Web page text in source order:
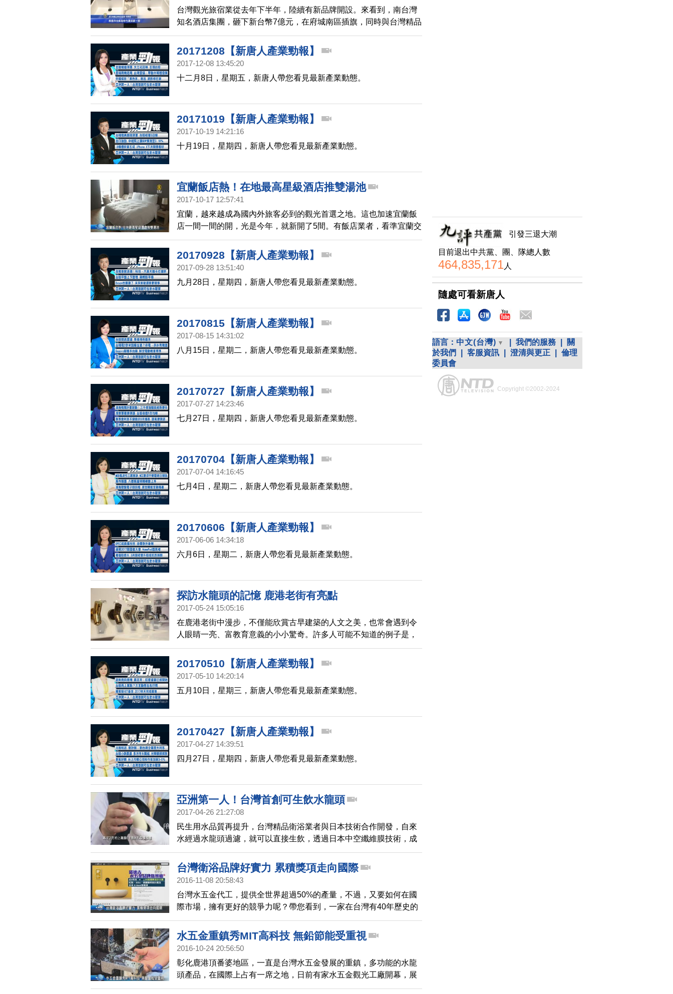
台灣觀光旅宿業從去年下半年，陸續有新品牌開設。來看到，南台灣
知名酒店集團，砸下新台幣7億元，在府城南區插旗，同時與台灣精品
水五金業者合作，客製化使用霧面黑跟霧面銀，時尚風格結合在地元
素，行銷台灣品牌優勢。
20171208【新唐人產業勁報】
2017-12-08 13:45:20
十二月8日，星期五，新唐人帶您看見最新產業動態。
20171019【新唐人產業勁報】
2017-10-19 14:21:16
十月19日，星期四，新唐人帶您看見最新產業動態。
宜蘭飯店熱！在地最高星級酒店推雙湯池
2017-10-17 12:57:41
宜蘭，越來越成為國內外旅客必到的觀光首選之地。這也加速宜蘭飯
店一間一間的開，光是今年，就新開了5間。有飯店業者，看準宜蘭交
通便利，和天然溫泉的資源，除了在泡湯的服務上下功夫，還選用台
灣品牌作設計規劃，像是水五金設備，就使用獲得德國紅點、德國設
計大獎(German Design Award)、美國芝加哥GOOD DESIGN等國際
20170928【新唐人產業勁報】
2017-09-28 13:51:40
九月28日，星期四，新唐人帶您看見最新產業動態。
20170815【新唐人產業勁報】
2017-08-15 14:31:02
八月15日，星期二，新唐人帶您看見最新產業動態。
20170727【新唐人產業勁報】
2017-07-27 14:23:46
七月27日，星期四，新唐人帶您看見最新產業動態。
20170704【新唐人產業勁報】
2017-07-04 14:16:45
七月4日，星期二，新唐人帶您看見最新產業動態。
20170606【新唐人產業勁報】
2017-06-06 14:34:18
六月6日，星期二，新唐人帶您看見最新產業動態。
探訪水龍頭的記憶 鹿港老街有亮點
2017-05-24 15:05:16
在鹿港老街中漫步，不僅能欣賞古早建築的人文之美，也常會遇到令
人眼睛一亮、富教育意義的小小驚奇。許多人可能不知道的例子是，
鹿港的水五金產業，竟然在全球占有一席之地。
20170510【新唐人產業勁報】
2017-05-10 14:20:14
五月10日，星期三，新唐人帶您看見最新產業動態。
20170427【新唐人產業勁報】
2017-04-27 14:39:51
四月27日，星期四，新唐人帶您看見最新產業動態。
亞洲第一人！台灣首創可生飲水龍頭
2017-04-26 21:27:08
民生用水品質再提升，台灣精品衛浴業者與日本技術合作開發，自來
水經過水龍頭過濾，就可以直接生飲，透過日本中空纖維膜技術，成
功與水龍頭結合，提供生飲功能，生飲水更經過日本檢驗合格。
台灣衛浴品牌好實力 累積獎項走向國際
2016-11-08 20:58:43
台灣水五金代工，提供全世界超過50%的產量，不過，又要如何在國
際市場，擁有更好的競爭力呢？帶您看到，一家在台灣有40年歷史的
衛浴設備業者，挹注資金研發產品，並積極參與國際比賽，透過得獎
肯定，來累積品牌價值。我們今天的產業直觀。
水五金重鎮秀MIT高科技 無鉛節能受重視
2016-10-24 20:56:50
彰化鹿港頂番婆地區，一直是台灣水五金發展的重鎮，多功能的水龍
頭產品，在國際上占有一席之地，日前有家水五金觀光工廠開幕，展
出了無鉛、節能等高科技又實用的水龍頭，這些純MIT產品，吸引許
引發三退大潮
目前退出中共黨、團、隊總人數
464,835,171人
隨處可看新唐人
語言： 中文(台灣) 我們的服務
關
於我們
客服資訊 澄清與更正
倫理
委員會
Copyright ©2002-2024